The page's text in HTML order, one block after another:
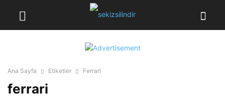
Ana Sayfa Etiketler Ferrari
ferrari